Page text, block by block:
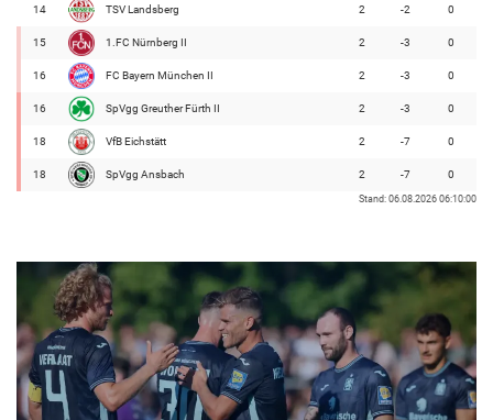
14 TSV Landsberg 2 -2 0
15 1.FC Nürnberg II 2 -3 0
16 FC Bayern München II 2 -3 0
16 SpVgg Greuther Fürth II 2 -3 0
18 VfB Eichstätt 2 -7 0
18 SpVgg Ansbach 2 -7 0
Stand: 06.08.2026 06:10:00